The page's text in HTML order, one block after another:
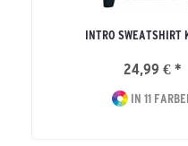
INTRO SWEATSHIRT
24,99 € *
IN 11